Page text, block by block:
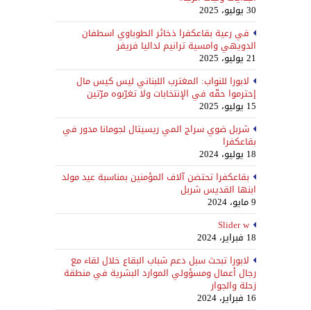
30 يوليو، 2025
في رعية بقاعكفرا ذخائر الطوباوي اسطفان
الدويهي وامسية ترانيم لداليا فريفر
21 يوليو، 2025
لابورا للنواب: المغترب اللبناني ليس كيس مال
إحترموا حقّه في الإنتخابات ولا تغرّبوه مرّتين
15 يوليو، 2025
شربل ضوي سراج المي ريسيتال لجومانا مدور في
بقاعكفرا
18 يوليو، 2024
بقاعكفرا تحتضن آلاف المؤمنين بمناسبة عيد مولد
ابنها القديس شربل
9 مايو، 2024
Slider w
18 فبراير، 2024
لابورا تبحث سبل دعم شباب البقاع خلال لقاء مع
رجال أعمال ومسؤولي الموارد البشرية في منطقة
زحلة والجوار
16 فبراير، 2024